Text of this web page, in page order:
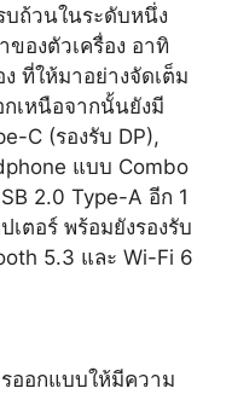
บถ้วนในระดับหนึ่ง
องตัวเครื่อง อาทิ
ที่ให้มาอย่างจัดเต็ม
กเหนือจากนั้นยังมี
C (รองรับ DP),
แบบ Combo
2.0 Type-A อีก 1
ตอร์ พร้อมยังรองรับ
5.3 และ Wi-Fi 6
ออกแบบให้มีความ